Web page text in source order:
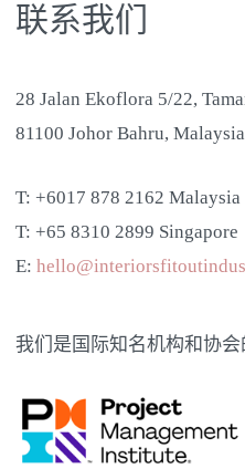
联系我们
28 Jalan Ekoflora 5/22,
81100 Johor Bahru, Malaysia
T: +6017 878 2162 Malaysia
T: +65 8310 2899 Singapore
E:
我们是国际知名机构和协会